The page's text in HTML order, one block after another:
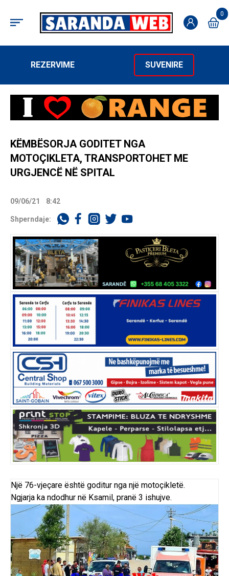
0
REZERVIME SUVENIRE
KËMBËSORJA GODITET NGA
MOTOÇIKLETA, TRANSPORTOHET ME
URGJENCË NË SPITAL
09/06/21 8:42
Shperndaje:
Një 76-vjeçare është goditur nga një motoçikletë.
Ngjarja ka ndodhur në Ksamil, pranë 3 ishujve.